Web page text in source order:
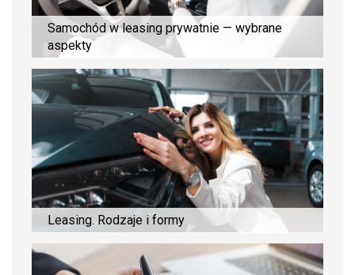
Samochód w leasing prywatnie — wybrane
aspekty
Leasing. Rodzaje i formy